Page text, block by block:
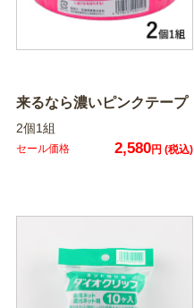
来るなら濃いピンクテープ
2個1組
セール価格 2,580円 (税込)